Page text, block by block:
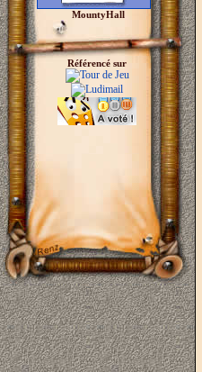
MountyHall
Référencé sur